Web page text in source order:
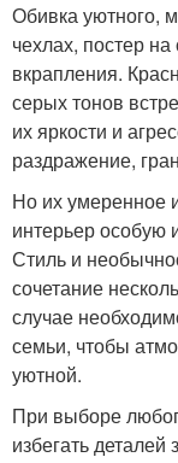
Обивка уютного,
чехлах, постер на
вкрапления.
серых тонов
их яркости и
раздражение,
Но их умеренное
интерьер особую
Стиль и
сочетание
случае
семьи, чтобы
уютной.
При выборе
избегать деталей